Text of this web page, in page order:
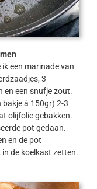
een marinade van
3
en een snufje zout.
bakje à 150gr) 2-3
olijfolie gebakken.
pot gedaan.
en de pot
de koelkast zetten.